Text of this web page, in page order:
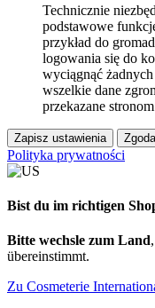
Technicznie
podstawowe
przykład do
logowania się do
wyciągnąć
wszelkie dane
przekazane
Zapisz ustawienia Zgoda
Polityka prywatności
Bist du im richtigen
Bitte wechsle zum Land
übereinstimmt.
Zu Cosmeterie